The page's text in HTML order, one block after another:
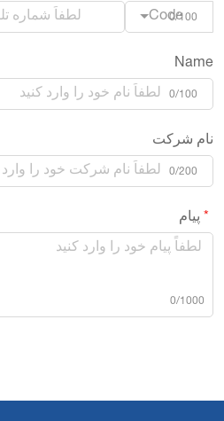
Code0/100
Name
0/100
نام شرکت
0/200
پیام
0/1000